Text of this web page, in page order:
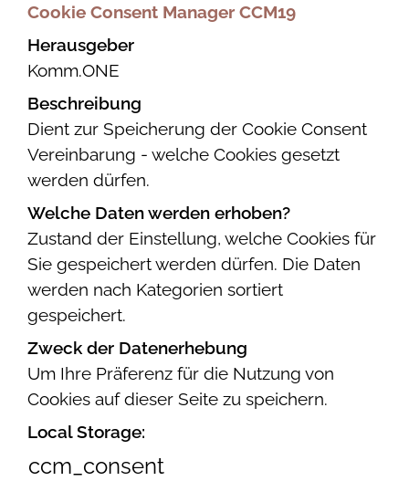
Cookie Consent Manager CCM19
Herausgeber
Komm.ONE
Beschreibung
Dient zur Speicherung der Cookie Consent
Vereinbarung - welche Cookies gesetzt
werden dürfen.
Welche Daten werden erhoben?
Zustand der Einstellung, welche Cookies für
Sie gespeichert werden dürfen. Die Daten
werden nach Kategorien sortiert
gespeichert.
Zweck der Datenerhebung
Um Ihre Präferenz für die Nutzung von
Cookies auf dieser Seite zu speichern.
Local Storage:
ccm_consent